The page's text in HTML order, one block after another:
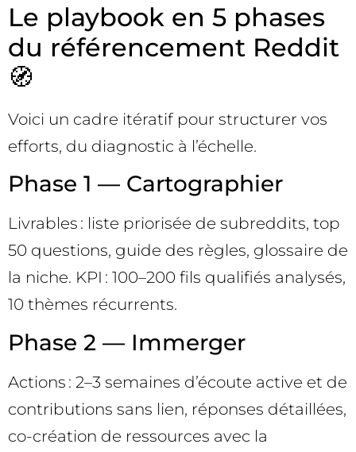
Le playbook en 5 phases
du référencement Reddit
🧭
Voici un cadre itératif pour structurer vos
efforts, du diagnostic à l’échelle.
Phase 1 — Cartographier
Livrables : liste priorisée de subreddits, top
50 questions, guide des règles, glossaire de
la niche. KPI : 100–200 fils qualifiés analysés,
10 thèmes récurrents.
Phase 2 — Immerger
Actions : 2–3 semaines d’écoute active et de
contributions sans lien, réponses détaillées,
co-création de ressources avec la